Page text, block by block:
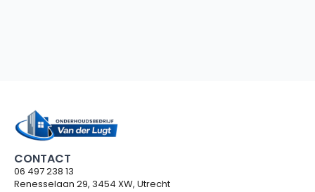
CONTACT
06 497 238 13
Renesselaan 29, 3454 XW, Utrecht